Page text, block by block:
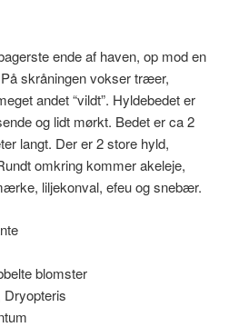
ende af haven, op mod en
skråningen vokser træer,
andet “vildt”. Hyldebedet er
og lidt mørkt. Bedet er ca 2
langt. Der er 2 store hyld,
omkring kommer akeleje,
liljekonval, efeu og snebær.
blomster
Dryopteris